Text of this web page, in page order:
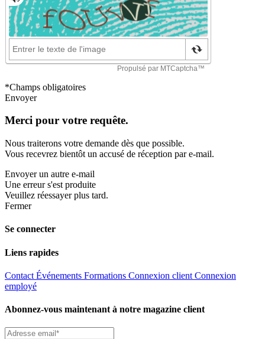
*Champs obligatoires
Envoyer
Merci pour votre requête.
Nous traiterons votre demande dès que possible.
Vous recevrez bientôt un accusé de réception par e-mail.
Envoyer un autre e-mail
Une erreur s'est produite
Veuillez réessayer plus tard.
Fermer
Se connecter
Liens rapides
Contact Événements Formations Connexion client Connexion
employé
Abonnez-vous maintenant à notre magazine client